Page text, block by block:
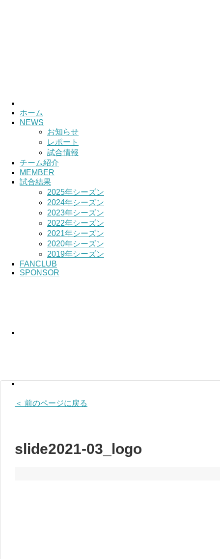
ホーム
NEWS
お知らせ
レポート
試合情報
チーム紹介
MEMBER
試合結果
2025年シーズン
2024年シーズン
2023年シーズン
2022年シーズン
2021年シーズン
2020年シーズン
2019年シーズン
FANCLUB
SPONSOR
＜ 前のページに戻る
slide2021-03_logo